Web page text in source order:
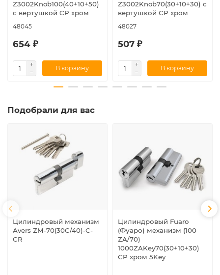
Z3002Knob100(40+10+50)
с вертушкой CP хром
48045
654 ₽
В корзину
Z3002Knob70(30+10+30) с
вертушкой CP хром
48027
507 ₽
В корзину
Подобрали для вас
Цилиндровый механизм
Avers ZM-70(30C/40)-C-
CR
Цилиндровый Fuaro
(Фуаро) механизм (100
ZA/70)
1000ZAKey70(30+10+30)
CP хром 5Key